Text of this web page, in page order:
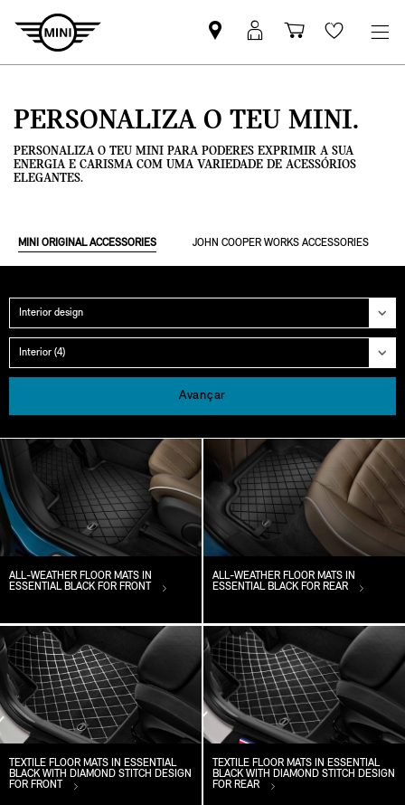
Pesquisar
parceiro
Iniciar
sessão
Carrinho
de
Wishlist
PERSONALIZA O TEU MINI.
PERSONALIZA O TEU MINI PARA PODERES EXPRIMIR A SUA
ENERGIA E CARISMA COM UMA VARIEDADE DE ACESSÓRIOS
ELEGANTES.
MINI ORIGINAL ACCESSORIES JOHN COOPER WORKS ACCESSORIES
Categoria
Grupo
Avançar
ALL-WEATHER FLOOR MATS IN
ESSENTIAL BLACK FOR FRONT
ALL-WEATHER FLOOR MATS IN
ESSENTIAL BLACK FOR REAR
TEXTILE FLOOR MATS IN ESSENTIAL
BLACK WITH DIAMOND STITCH DESIGN
FOR FRONT
TEXTILE FLOOR MATS IN ESSENTIAL
BLACK WITH DIAMOND STITCH DESIGN
FOR REAR